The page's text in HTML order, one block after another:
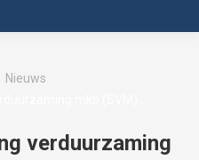
verduurzaming
Nieuws